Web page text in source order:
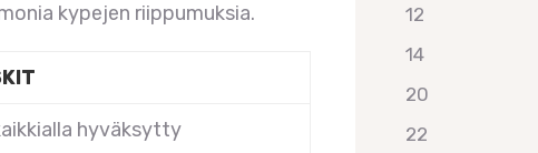
kypejen riippumuksia.
hyväksytty
12
14
20
22